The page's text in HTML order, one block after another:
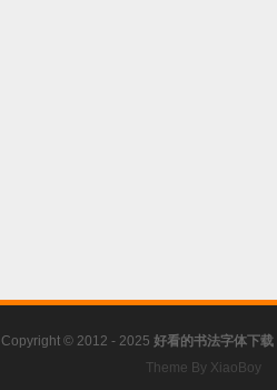
Copyright © 2012 - 2025 好看的书法字体下载
Theme By XiaoBoy